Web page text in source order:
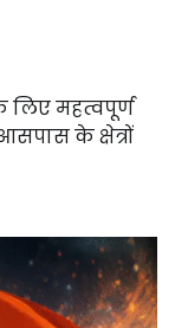
महत्वपूर्ण
के क्षेत्रों